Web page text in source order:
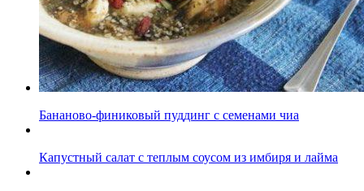
Бананово-финиковый пуддинг с семенами чиа
Капустный салат с теплым соусом из имбиря и лайма